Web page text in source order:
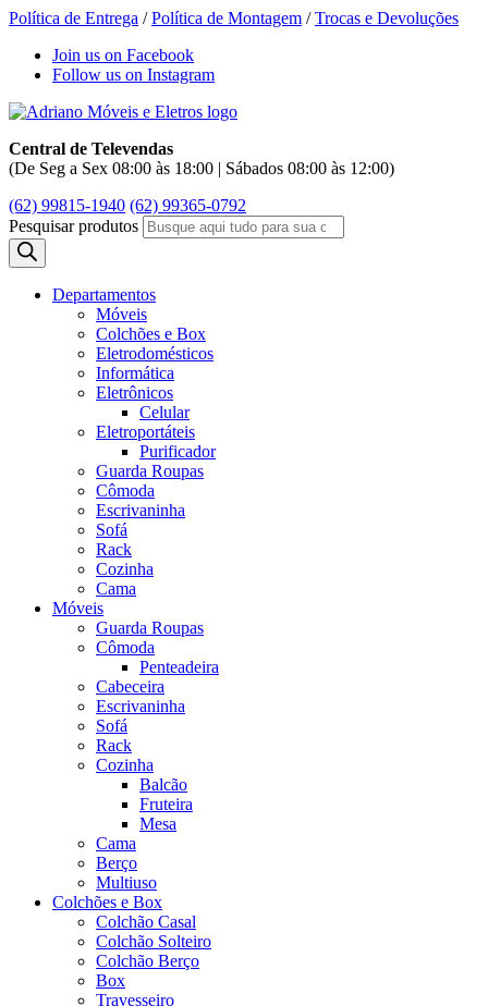
Política de Entrega /Política de Montagem /Trocas e Devoluções
Join us on Facebook
Follow us on Instagram
Central de Televendas
(De Seg a Sex 08:00 às 18:00 | Sábados 08:00 às 12:00)
(62) 99815-1940 (62) 99365-0792
Pesquisar produtos
Departamentos
Móveis
Colchões e Box
Eletrodomésticos
Informática
Eletrônicos
Celular
Eletroportáteis
Purificador
Guarda Roupas
Cômoda
Escrivaninha
Sofá
Rack
Cozinha
Cama
Móveis
Guarda Roupas
Cômoda
Penteadeira
Cabeceira
Escrivaninha
Sofá
Rack
Cozinha
Balcão
Fruteira
Mesa
Cama
Berço
Multiuso
Colchões e Box
Colchão Casal
Colchão Solteiro
Colchão Berço
Box
Travesseiro